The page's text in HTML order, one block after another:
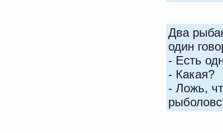
Два
один
- Есть
- Какая?
- Ложь,